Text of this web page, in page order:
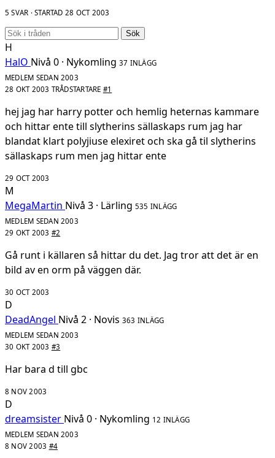
5 SVAR · STARTAD 28 OCT 2003
Sök
H
HalO Nivå 0 · Nykomling 37 INLÄGG
MEDLEM SEDAN 2003
28 OKT 2003 TRÅDSTARTARE #1
hej jag har harry potter och hemlig heternas kammare
och hittar ente till slytherins sällaskaps rum jag har
blandat klart polyjiuse elexiret och ska gå til slytherins
sällaskaps rum men jag hittar ente
29 OCT 2003
M
MegaMartin Nivå 3 · Lärling 535 INLÄGG
MEDLEM SEDAN 2003
29 OKT 2003 #2
Gå runt i källaren så hittar du det. Jag tror att det är en
bild av en orm på väggen där.
30 OCT 2003
D
DeadAngel Nivå 2 · Novis 363 INLÄGG
MEDLEM SEDAN 2003
30 OKT 2003 #3
Har bara d till gbc
8 NOV 2003
D
dreamsister Nivå 0 · Nykomling 12 INLÄGG
MEDLEM SEDAN 2003
8 NOV 2003 #4